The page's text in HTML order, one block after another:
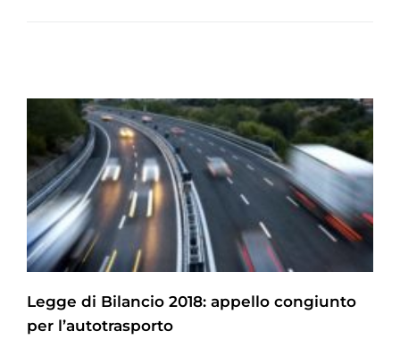
Legge di Bilancio 2018: appello congiunto
per l’autotrasporto